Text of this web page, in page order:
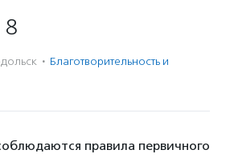
· Благотвори­тель­ность и
правила первичного